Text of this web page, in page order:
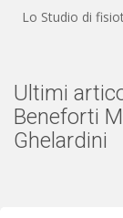
Lo Studio di
Ultimi
Beneforti
Ghelardini